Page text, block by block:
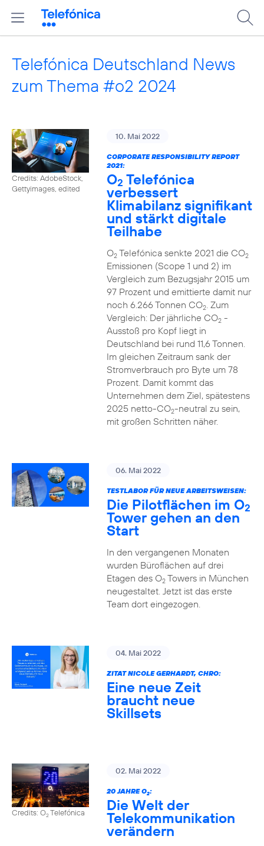
Telefónica Deutschland News
zum Thema #o2 2024
Credits: AdobeStock,
Gettyimages, edited
10. Mai 2022
CORPORATE RESPONSIBILITY REPORT
2021:
O2 Telefónica
verbessert
Klimabilanz signifikant
und stärkt digitale
Teilhabe
O2Telefónica senkte 2021 die CO2
Emissionen (Scope 1 und 2) im
Vergleich zum Bezugsjahr 2015 um
97 Prozent und emittierte damit nur
noch 6.266 Tonnen CO2. Zum
Vergleich: Der jährliche CO2-
Ausstoß pro Kopf liegt in
Deutschland bei rund 11,6 Tonnen.
Im gleichen Zeitraum sank der
Stromverbrauch pro Byte um 78
Prozent. Damit kommt das
Unternehmen dem Ziel, spätestens
2025 netto-CO2-neutral zu sein,
mit großen Schritten näher.
06. Mai 2022
TESTLABOR FÜR NEUE ARBEITSWEISEN:
Die Pilotflächen im O2
Tower gehen an den
Start
In den vergangenen Monaten
wurden Büroflächen auf drei
Etagen des O2Towers in München
neugestaltet. Jetzt ist das erste
Team dort eingezogen.
04. Mai 2022
ZITAT NICOLE GERHARDT, CHRO:
Eine neue Zeit
braucht neue
Skillsets
Credits: O2Telefónica
02. Mai 2022
20 JAHRE O2:
Die Welt der
Telekommunikation
verändern